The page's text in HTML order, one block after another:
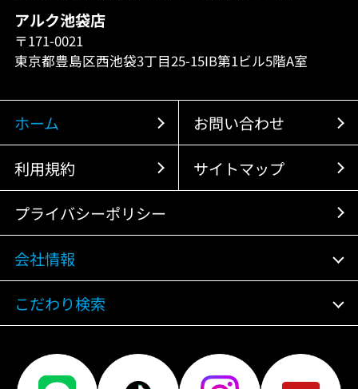
アルク池袋店
〒171-0021
東京都豊島区西池袋3丁目25-15IB第1ビル5階A室
ホーム お問い合わせ
利用規約 サイトマップ
プライバシーポリシー
会社情報
こだわり検索